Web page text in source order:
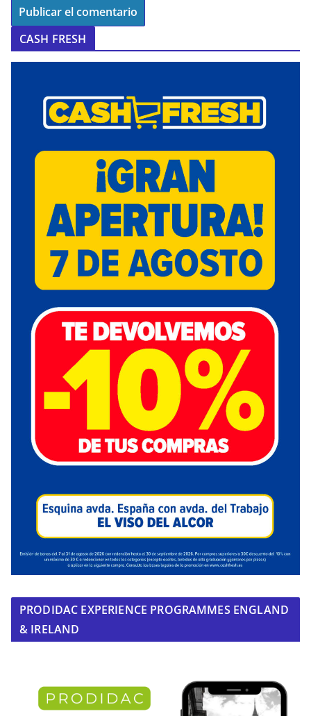
CASH FRESH
PRODIDAC EXPERIENCE PROGRAMMES ENGLAND
& IRELAND